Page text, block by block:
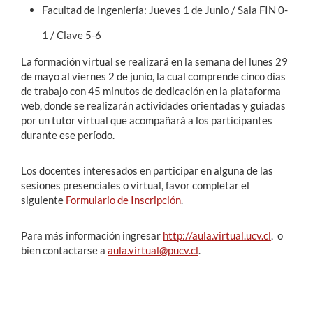
Facultad de Ingeniería: Jueves 1 de Junio / Sala FIN 0-
1 / Clave 5-6
La formación virtual se realizará en la semana del lunes 29
de mayo al viernes 2 de junio, la cual comprende cinco días
de trabajo con 45 minutos de dedicación en la plataforma
web, donde se realizarán actividades orientadas y guiadas
por un tutor virtual que acompañará a los participantes
durante ese período.
Los docentes interesados en participar en alguna de las
sesiones presenciales o virtual, favor completar el
siguiente Formulario de Inscripción.
Para más información ingresar http://aula.virtual.ucv.cl, o
bien contactarse a aula.virtual@pucv.cl.